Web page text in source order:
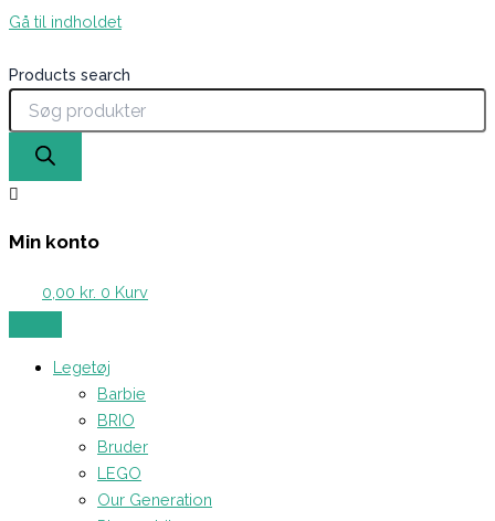
Gå til indholdet
Products search
Min konto
0,00 kr. 0 Kurv
Legetøj
Barbie
BRIO
Bruder
LEGO
Our Generation